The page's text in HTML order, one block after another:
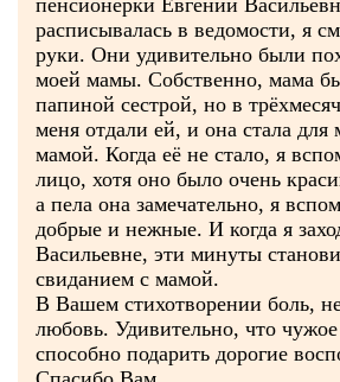
пенсионерки Евгении
расписывалась в ведомости, я
руки. Они удивительно были
моей мамы. Собственно, мама
папиной сестрой, но в
меня отдали ей, и она стала для
мамой. Когда её не стало, я
лицо, хотя оно было очень
а пела она замечательно, я
добрые и нежные. И когда я
Васильевне, эти минуты
свиданием с мамой.
В Вашем стихотворении боль,
любовь. Удивительно, что чужое
способно подарить дорогие